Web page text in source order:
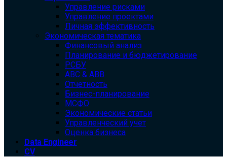
Управление рисками
Управление проектами
Личная эффективность
Экономическая тематика
Финансовый анализ
Планирование и бюджетирование
РСБУ
ABC & ABB
Отчетность
Бизнес-планирование
МСФО
Экономические статьи
Управленческий учет
Оценка бизнеса
Data Engineer
CV